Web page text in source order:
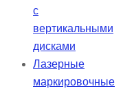
с
вертикальными
дисками
Лазерные
маркировочные